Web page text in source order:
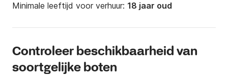
Minimale leeftijd voor verhuur: 18 jaar oud
Controleer beschikbaarheid van
soortgelijke boten